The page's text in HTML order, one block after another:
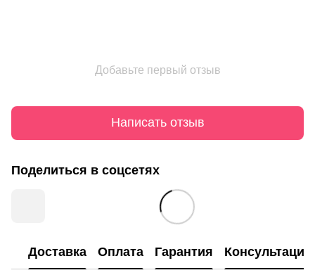
Добавьте первый отзыв
Написать отзыв
Поделиться в соцсетях
Доставка Оплата Гарантия Консультация